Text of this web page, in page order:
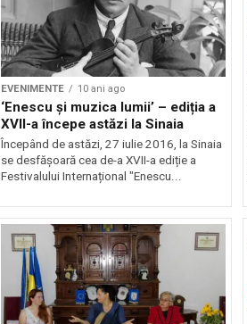
EVENIMENTE 10 ani ago
‘Enescu și muzica lumii’ – ediția a
XVII-a începe astăzi la Sinaia
Începând de astăzi, 27 iulie 2016, la Sinaia
se desfăşoară cea de-a XVII-a ediție a
Festivalului Internațional "Enescu...